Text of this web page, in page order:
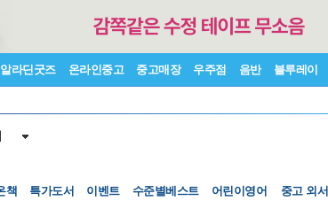
알라딘굿즈 온라인중고 중고매장 우주점 음반 블루레이
책 특가도서 이벤트
Lexile®
어린이영어
5백원부터